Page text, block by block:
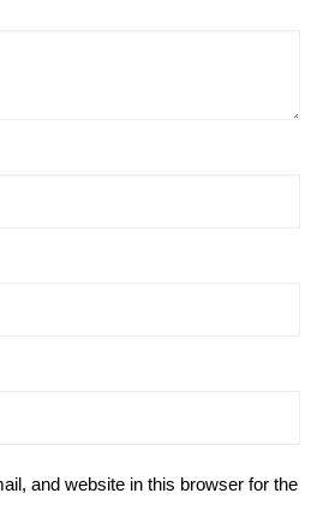
and website in this browser for the